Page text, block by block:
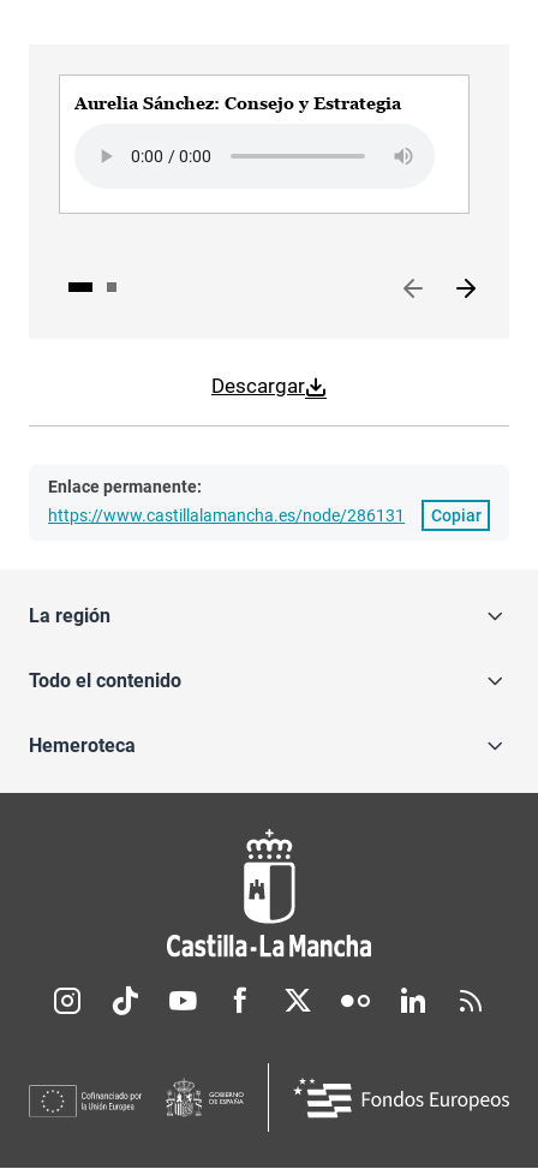
Descargar
Aurelia Sánchez: Consejo y Estrategia
Enlace permanente:
https://www.castillalamancha.es/node/286131
Copiar
La región
Todo el contenido
Hemeroteca
Redes sociales JCCM